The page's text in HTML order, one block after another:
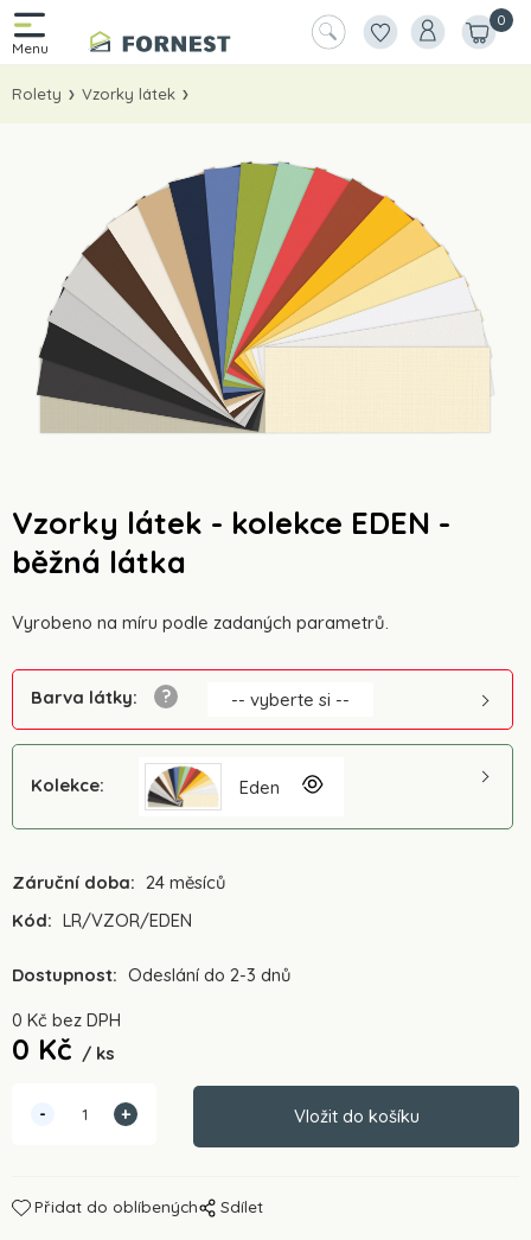
0
Rolety Vzorky látek
Vzorky látek - kolekce EDEN -
běžná látka
Vyrobeno na míru podle zadaných parametrů.
Barva látky: -- vyberte si --
Kolekce: Eden
Záruční doba: 24 měsíců
Kód: LR/VZOR/EDEN
Dostupnost: Odeslání do 2-3 dnů
0 Kč bez DPH
0 Kč ks
Přidat do oblíbených Sdílet